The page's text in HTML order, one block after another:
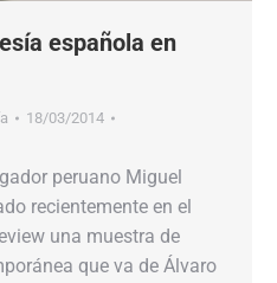
española en
18/03/2014
peruano Miguel
recientemente en el
una muestra de
que va de Álvaro